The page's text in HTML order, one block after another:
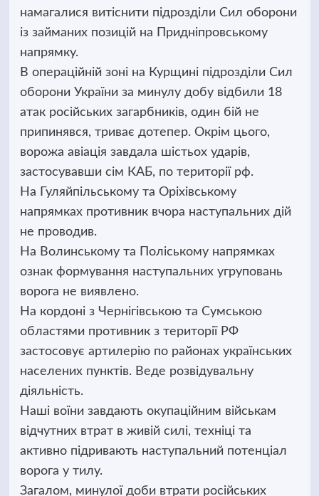
намагалися витіснити підрозділи Сил оборони
із займаних позицій на Придніпровському
напрямку.
В операційній зоні на Курщині підрозділи Сил
оборони України за минулу добу відбили 18
атак російських загарбників, один бій не
припинявся, триває дотепер. Окрім цього,
ворожа авіація завдала шістьох ударів,
застосувавши сім КАБ, по території рф.
На Гуляйпільському та Оріхівському
напрямках противник вчора наступальних дій
не проводив.
На Волинському та Поліському напрямках
ознак формування наступальних угруповань
ворога не виявлено.
На кордоні з Чернігівською та Сумською
областями противник з території РФ
застосовує артилерію по районах українських
населених пунктів. Веде розвідувальну
діяльність.
Наші воїни завдають окупаційним військам
відчутних втрат в живій силі, техніці та
активно підривають наступальний потенціал
ворога у тилу.
Загалом, минулої доби втрати російських